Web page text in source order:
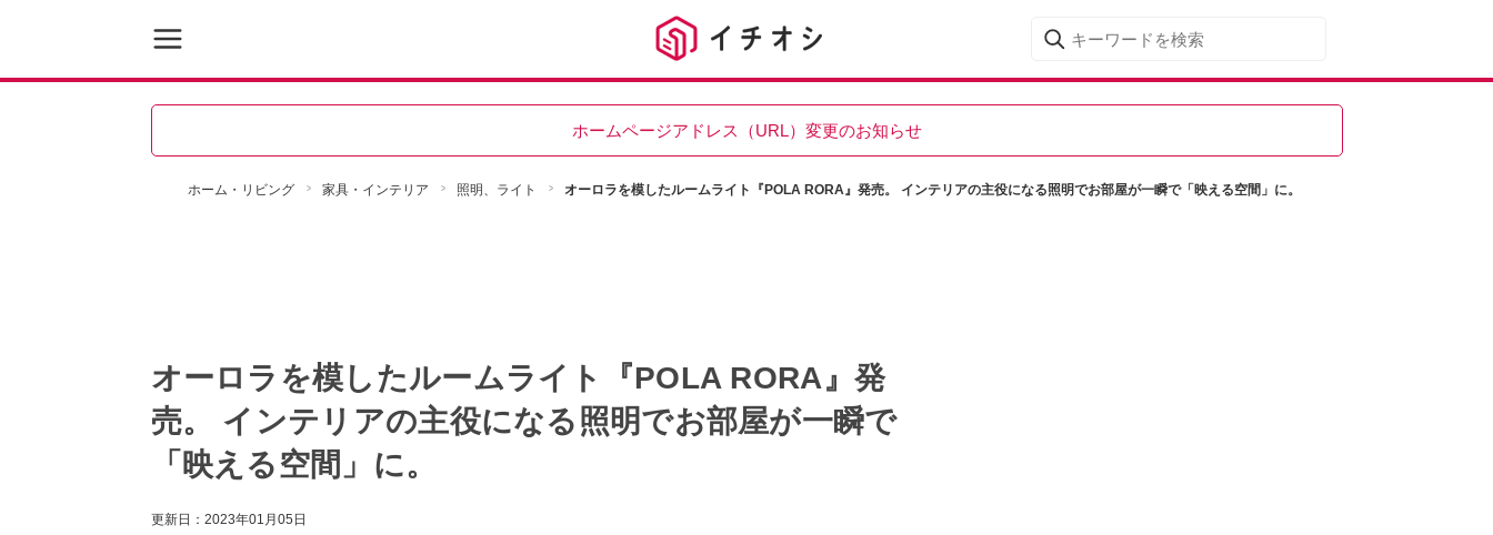
ホームページアドレス（URL）変更のお知らせ
ホーム・リビング 家具・インテリア 照明、ライト オーロラを模したルームライト『POLA RORA』発売。 インテリアの主役になる照明でお部屋が一瞬で「映える空間」に。
オーロラを模したルームライト『POLA RORA』発
売。 インテリアの主役になる照明でお部屋が一瞬で
「映える空間」に。
更新日： 2023年01月05日